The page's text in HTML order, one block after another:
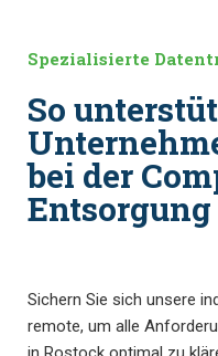
Spezialisierte
So
bei der
Entsorgung
Sichern Sie sich unsere
remote, um alle